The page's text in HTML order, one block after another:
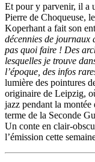
Et pour y parvenir, il a
Pierre de Choqueuse,
Koperhant a fait son
décennies de journaux
pas quoi faire ! Des
lesquelles je trouve
l’époque, des infos
lumière des pointures
originaire de Leipzig,
jazz pendant la
terme de la Seconde
Un conte en clair-
l’émission cette